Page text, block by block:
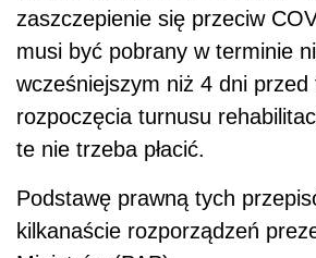
zaszczepienie się przeciw
musi być pobrany w terminie
wcześniejszym niż 4 dni przed
rozpoczęcia turnusu
te nie trzeba płacić.
Podstawę prawną tych
kilkanaście rozporządzeń